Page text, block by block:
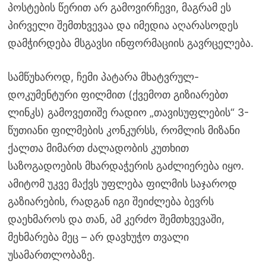
პოსტების წერით არ გამოვირჩევი, მაგრამ ეს
პირველი შემთხვევაა და იმედია აღარასოდეს
დამჭირდება მსგავსი ინფორმაციის გავრცელება.
სამწუხაროდ, ჩემი პატარა მხატვრულ-
დოკუმენტური ფილმით (ქვემოთ გიზიარებთ
ლინკს) გამოვეთიშე რადიო „თავისუფლების“ 3-
წუთიანი ფილმების კონკურსს, რომლის მიზანი
ქალთა მიმართ ძალადობის კუთხით
საზოგადოების მხარდაჭერის გაძლიერება იყო.
ამიტომ უკვე მაქვს უფლება ფილმის საჯაროდ
გაზიარების, რადგან იგი შეიძლება ბევრს
დაეხმაროს და თან, ამ კერძო შემთხვევაში,
მეხმარება მეც – არ დავხუჭო თვალი
უსამართლობაზე.